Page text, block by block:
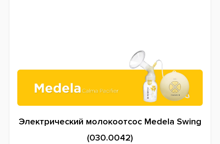
Электрический молокоотсос Medela Swing
(030.0042)